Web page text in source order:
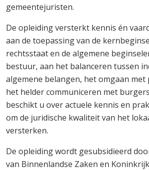
gemeentejuristen.
De opleiding versterkt kennis én
aan de toepassing van de
rechtsstaat en de algemene
bestuur, aan het balanceren tussen
algemene belangen, het omgaan
het helder communiceren met
beschikt u over actuele kennis en
om de juridische kwaliteit van het
versterken.
De opleiding wordt gesubsidieerd
van Binnenlandse Zaken en